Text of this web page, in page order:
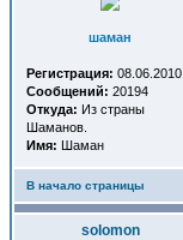
шаман
Регистрация: 08.06.2010
Сообщений: 20194
Откуда: Из страны
Шаманов.
Имя: Шаман
В начало страницы
solomon